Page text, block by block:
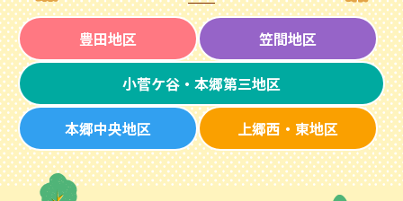
豊田地区 笠間地区
小菅ケ谷・本郷第三地区
本郷中央地区 上郷西・東地区